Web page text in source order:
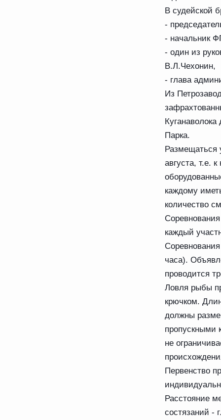
В судейской
-
- начальник
- один из
В.Л.Чехонин,
- глава
Из
Парка.
Размещаться
августа, т.е.
каждому
количество
каждый
часа).
проводится
Ловля рыбы
крючком.
должны
пропускными
не
Первенство
Расстояние
состязаний -